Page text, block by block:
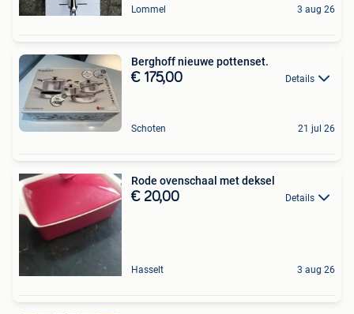
Lommel 3 aug 26
Berghoff nieuwe pottenset.
€ 175,00 Details
Schoten 21 jul 26
Rode ovenschaal met deksel
€ 20,00 Details
Hasselt 3 aug 26